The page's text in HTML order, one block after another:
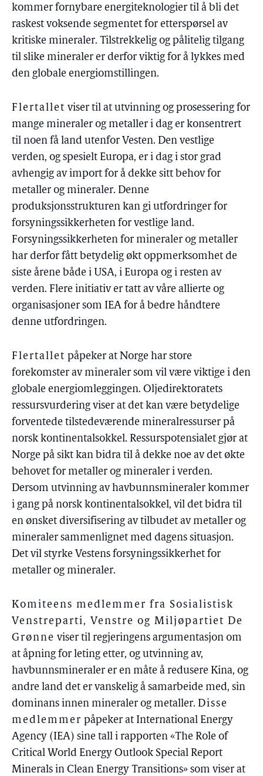
kommer fornybare energiteknologier til å bli det
raskest voksende segmentet for etterspørsel av
kritiske mineraler. Tilstrekkelig og pålitelig tilgang
til slike mineraler er derfor viktig for å lykkes med
den globale energiomstillingen.
Flertallet viser til at utvinning og prosessering for
mange mineraler og metaller i dag er konsentrert
til noen få land utenfor Vesten. Den vestlige
verden, og spesielt Europa, er i dag i stor grad
avhengig av import for å dekke sitt behov for
metaller og mineraler. Denne
produksjonsstrukturen kan gi utfordringer for
forsyningssikkerheten for vestlige land.
Forsyningssikkerheten for mineraler og metaller
har derfor fått betydelig økt oppmerksomhet de
siste årene både i USA, i Europa og i resten av
verden. Flere initiativ er tatt av våre allierte og
organisasjoner som IEA for å bedre håndtere
denne utfordringen.
Flertallet påpeker at Norge har store
forekomster av mineraler som vil være viktige i den
globale energiomleggingen. Oljedirektoratets
ressursvurdering viser at det kan være betydelige
forventede tilstedeværende mineralressurser på
norsk kontinentalsokkel. Ressurspotensialet gjør at
Norge på sikt kan bidra til å dekke noe av det økte
behovet for metaller og mineraler i verden.
Dersom utvinning av havbunnsmineraler kommer
i gang på norsk kontinentalsokkel, vil det bidra til
en ønsket diversifisering av tilbudet av metaller og
mineraler sammenlignet med dagens situasjon.
Det vil styrke Vestens forsyningssikkerhet for
metaller og mineraler.
Komiteens medlemmer fra Sosialistisk
Venstreparti, Venstre og Miljøpartiet De
Grønne viser til regjeringens argumentasjon om
at åpning for leting etter, og utvinning av,
havbunnsmineraler er en måte å redusere Kina, og
andre land det er vanskelig å samarbeide med, sin
dominans innen mineraler og metaller. Disse
medlemmer påpeker at International Energy
Agency (IEA) sine tall i rapporten «The Role of
Critical World Energy Outlook Special Report
Minerals in Clean Energy Transitions» som viser at